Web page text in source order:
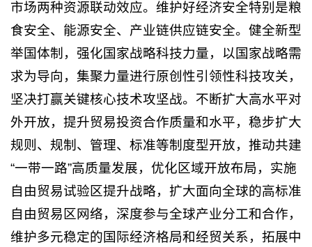
市场两种资源联动效应。维护好经济安全特别是粮
食安全、能源安全、产业链供应链安全。健全新型
举国体制，强化国家战略科技力量，以国家战略需
求为导向，集聚力量进行原创性引领性科技攻关，
坚决打赢关键核心技术攻坚战。不断扩大高水平对
外开放，提升贸易投资合作质量和水平，稳步扩大
规则、规制、管理、标准等制度型开放，推动共建
“一带一路”高质量发展，优化区域开放布局，实施
自由贸易试验区提升战略，扩大面向全球的高标准
自由贸易区网络，深度参与全球产业分工和合作，
维护多元稳定的国际经济格局和经贸关系，拓展中